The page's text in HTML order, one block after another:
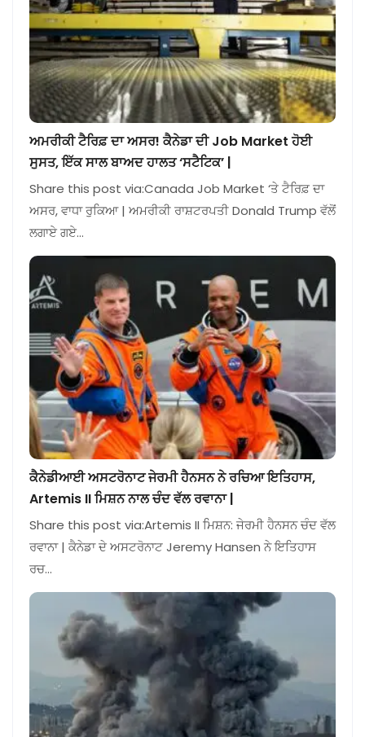
ਅਮਰੀਕੀ ਟੈਰਿਫ਼ ਦਾ ਅਸਰ! ਕੈਨੇਡਾ ਦੀ Job Market ਹੋਈ
ਸੁਸਤ, ਇੱਕ ਸਾਲ ਬਾਅਦ ਹਾਲਤ ‘ਸਟੈਟਿਕ’ |
Share this post via:Canada Job Market ‘ਤੇ ਟੈਰਿਫ਼ ਦਾ
ਅਸਰ, ਵਾਧਾ ਰੁਕਿਆ | ਅਮਰੀਕੀ ਰਾਸ਼ਟਰਪਤੀ Donald Trump ਵੱਲੋਂ
ਲਗਾਏ ਗਏ…
ਕੈਨੇਡੀਆਈ ਅਸਟਰੋਨਾਟ ਜੇਰਮੀ ਹੈਨਸਨ ਨੇ ਰਚਿਆ ਇਤਿਹਾਸ,
Artemis II ਮਿਸ਼ਨ ਨਾਲ ਚੰਦ ਵੱਲ ਰਵਾਨਾ |
Share this post via:Artemis II ਮਿਸ਼ਨ: ਜੇਰਮੀ ਹੈਨਸਨ ਚੰਦ ਵੱਲ
ਰਵਾਨਾ | ਕੈਨੇਡਾ ਦੇ ਅਸਟਰੋਨਾਟ Jeremy Hansen ਨੇ ਇਤਿਹਾਸ
ਰਚ…